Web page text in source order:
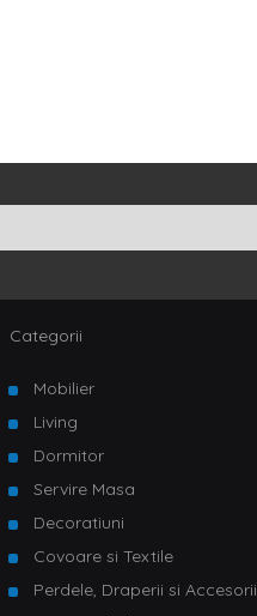
Categorii
Mobilier
Living
Dormitor
Servire Masa
Decoratiuni
Covoare si Textile
Perdele, Draperii si Accesorii